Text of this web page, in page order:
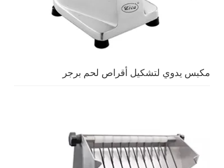
مكبس يدوي لتشكيل أقراص لحم برجر